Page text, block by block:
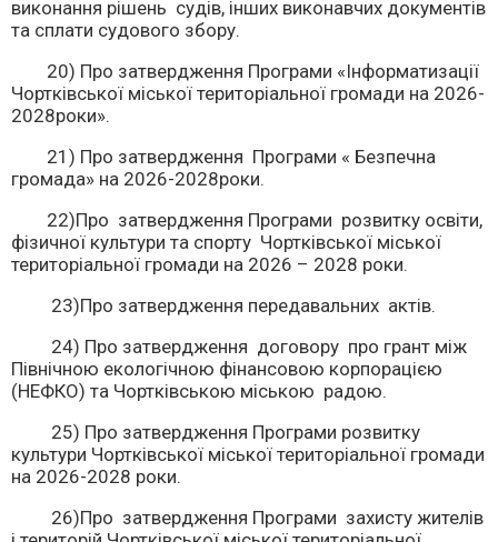
виконання рішень судів, інших виконавчих документів
та сплати судового збору.
20) Про затвердження Програми «Інформатизації
Чортківської міської територіальної громади на 2026-
2028роки».
21) Про затвердження Програми « Безпечна
громада» на 2026-2028роки.
22)Про затвердження Програми розвитку освіти,
фізичної культури та спорту Чортківської міської
територіальної громади на 2026 – 2028 роки.
23)Про затвердження передавальних актів.
24) Про затвердження договору про грант між
Північною екологічною фінансовою корпорацією
(НЕФКО) та Чортківською міською радою.
25) Про затвердження Програми розвитку
культури Чортківської міської територіальної громади
на 2026-2028 роки.
26)Про затвердження Програми захисту жителів